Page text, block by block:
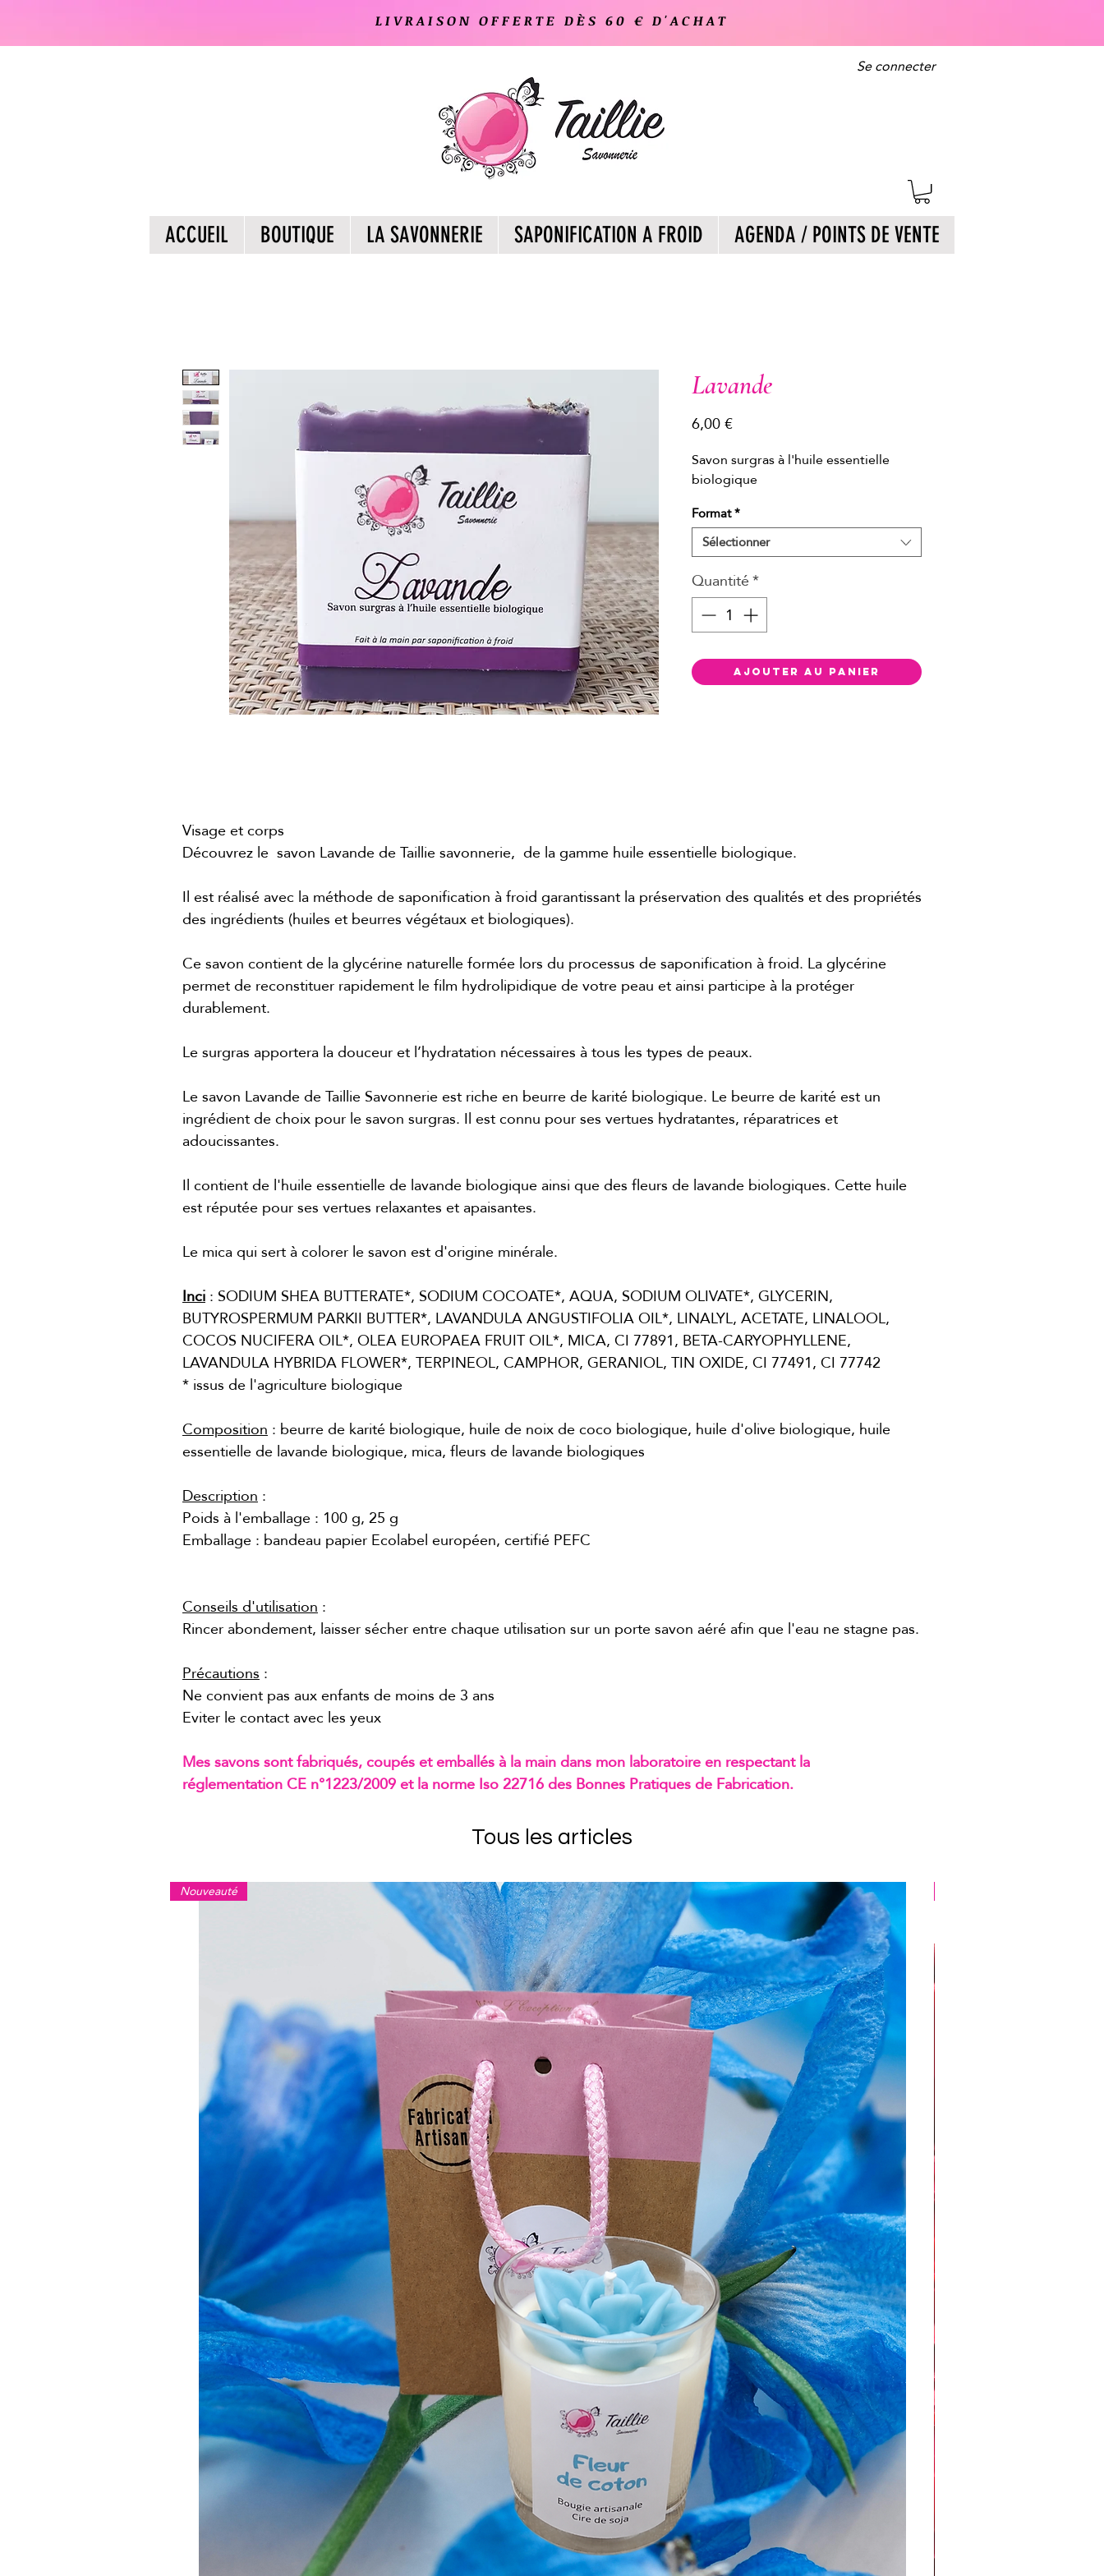
LIVRAISON OFFERTE DÈS 60 € D'ACHAT
Se connecter
ACCUEIL BOUTIQUE LA SAVONNERIE SAPONIFICATION A FROID AGENDA / POINTS DE VENTE
Lavande
6,00 €Prix
Savon surgras à l'huile essentielle
biologique
Format*
Sélectionner
Quantité*
Ajouter au panier
Visage et corps
Découvrez le savon Lavande de Taillie savonnerie, de la gamme huile essentielle biologique.
Il est réalisé avec la méthode de saponification à froid garantissant la préservation des qualités et des propriétés
des ingrédients (huiles et beurres végétaux et biologiques).
Ce savon contient de la glycérine naturelle formée lors du processus de saponification à froid. La glycérine
permet de reconstituer rapidement le film hydrolipidique de votre peau et ainsi participe à la protéger
durablement.
Le surgras apportera la douceur et l’hydratation nécessaires à tous les types de peaux.
Le savon Lavande de Taillie Savonnerie est riche en beurre de karité biologique. Le beurre de karité est un
ingrédient de choix pour le savon surgras. Il est connu pour ses vertues hydratantes, réparatrices et
adoucissantes.
Il contient de l'huile essentielle de lavande biologique ainsi que des fleurs de lavande biologiques. Cette huile
est réputée pour ses vertues relaxantes et apaisantes.
Le mica qui sert à colorer le savon est d'origine minérale.
Inci: SODIUM SHEA BUTTERATE*, SODIUM COCOATE*, AQUA, SODIUM OLIVATE*, GLYCERIN,
BUTYROSPERMUM PARKII BUTTER*, LAVANDULA ANGUSTIFOLIA OIL*, LINALYL, ACETATE, LINALOOL,
COCOS NUCIFERA OIL*, OLEA EUROPAEA FRUIT OIL*, MICA, CI 77891, BETA-CARYOPHYLLENE,
LAVANDULA HYBRIDA FLOWER*, TERPINEOL, CAMPHOR, GERANIOL, TIN OXIDE, CI 77491, CI 77742
* issus de l'agriculture biologique
Composition: beurre de karité biologique, huile de noix de coco biologique, huile d'olive biologique, huile
essentielle de lavande biologique, mica, fleurs de lavande biologiques
Description:
Poids à l'emballage : 100 g, 25 g
Emballage : bandeau papier Ecolabel européen, certifié PEFC
Conseils d'utilisation:
Rincer abondement, laisser sécher entre chaque utilisation sur un porte savon aéré afin que l'eau ne stagne pas.
Précautions:
Ne convient pas aux enfants de moins de 3 ans
Eviter le contact avec les yeux
Mes savons sont fabriqués, coupés et emballés à la main dans mon laboratoire en respectant la
réglementation CE n°1223/2009 et la norme Iso 22716 des Bonnes Pratiques de Fabrication.
Tous les articles
Nouveauté